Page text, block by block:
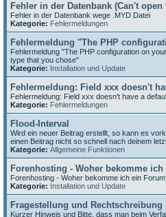
Fehler in der Datenbank (Can't open
Fehler in der Datenbank wege .MYD Datei
Kategorie: Fehlermeldungen
Fehlermeldung "The PHP
Fehlermeldung "The PHP configuration on
type that you chose"
Kategorie: Installation und Update
Fehlermeldung: Field xxx doesn't
Fehlermeldung: Field xxx doesn't have a
Kategorie: Fehlermeldungen
Flood-Interval
Wird ein neuer Beitrag erstellt, so kann es
einen Beitrag nicht so schnell nach deinem
Kategorie: Allgemeine Funktionen
Forenhosting - Woher bekomme
Forenhosting - Woher bekomme ich ein
Kategorie: Installation und Update
Fragestellung und Rechtschreibung
Kurzer Hinweis und Bitte, dass man beim